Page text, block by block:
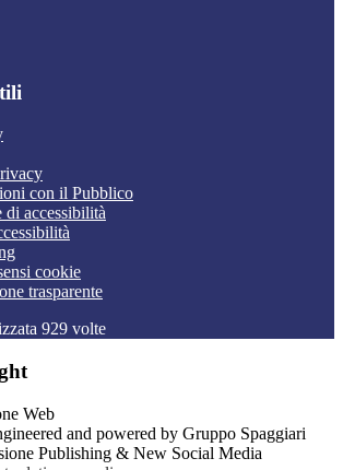
con il Pubblico
di accessibilità
cookie
trasparente
929 volte
and powered by Gruppo Spaggiari
Publishing & New Social Media